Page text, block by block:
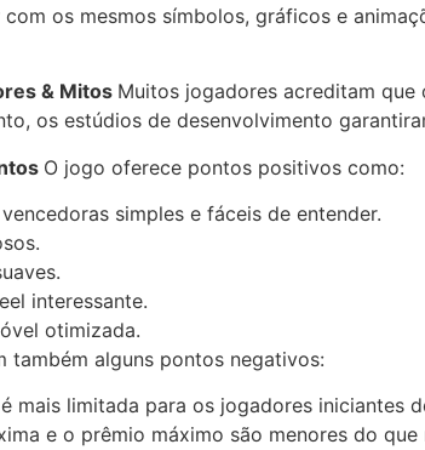
os mesmos símbolos, gráficos e
& Mitos Muitos jogadores acreditam
os estúdios de desenvolvimento
O jogo oferece pontos positivos como:
simples e fáceis de entender.
interessante.
otimizada.
também alguns pontos negativos:
mais limitada para os jogadores iniciantes
e o prêmio máximo são menores do